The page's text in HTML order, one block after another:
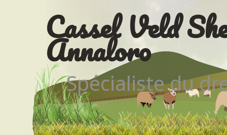
Cassel Veld
Annaloro
Spécialiste du